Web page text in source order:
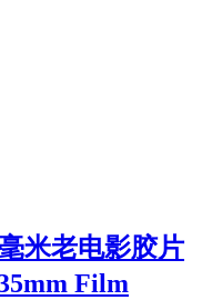
米老电影胶片
Film